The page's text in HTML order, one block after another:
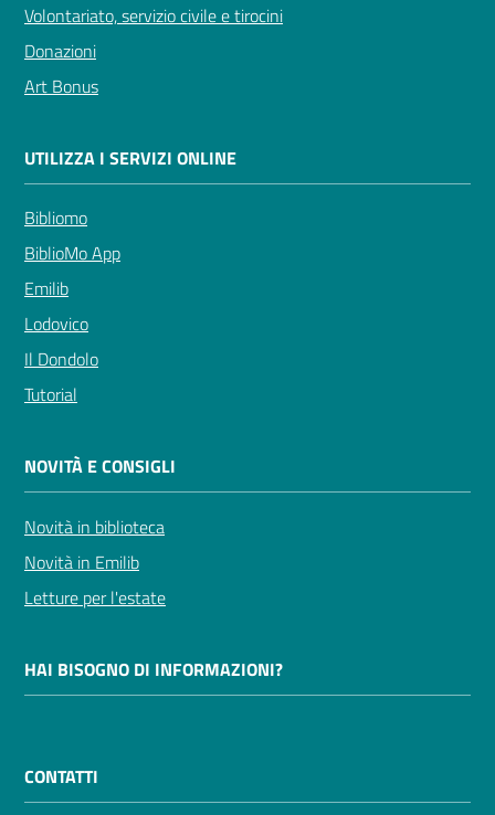
Volontariato, servizio civile e tirocini
Donazioni
Art Bonus
UTILIZZA I SERVIZI ONLINE
Bibliomo
BiblioMo App
Emilib
Lodovico
Il Dondolo
Tutorial
NOVITÀ E CONSIGLI
Novità in biblioteca
Novità in Emilib
Letture per l'estate
HAI BISOGNO DI INFORMAZIONI?
CONTATTI